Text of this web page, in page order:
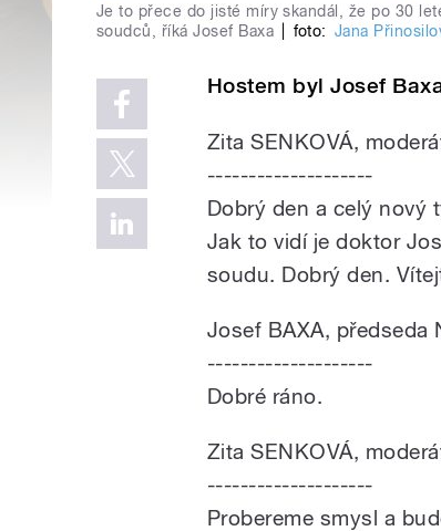
Je to přece do jisté míry skandál, že po 30
soudců, říká Josef Baxa
foto: Jana
Hostem byl Josef
Zita SENKOVÁ,
--------------------
Dobrý den a celý nový
Jak to vidí je doktor
soudu. Dobrý den.
Josef BAXA, předseda
--------------------
Dobré ráno.
Zita SENKOVÁ,
--------------------
Probereme smysl a